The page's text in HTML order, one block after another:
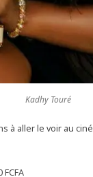
Kadhy Touré
à aller le voir au